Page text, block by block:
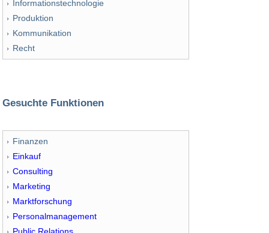
Informationstechnologie
Produktion
Kommunikation
Recht
Gesuchte Funktionen
Finanzen
Einkauf
Consulting
Marketing
Marktforschung
Personalmanagement